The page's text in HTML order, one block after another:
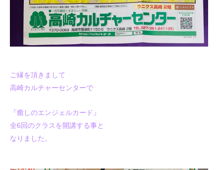
ご縁を頂きまして
高崎カルチャーセンターで
『癒しのエンジェルカード』
全6回のクラスを開講する事と
なりました。